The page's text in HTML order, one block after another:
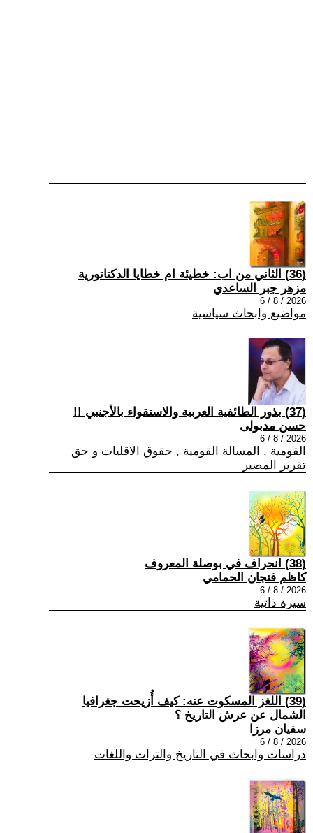
(36) الثاني من اب: خطيئة ام خطايا الدكتاتورية
مزهر جبر الساعدي
2026 / 8 / 6
مواضيع وابحاث سياسية
(37) بذور الطائفية العربية والاستقواء بالأجنبي !!
حسن مدبولى
2026 / 8 / 6
القومية , المسالة القومية , حقوق الاقليات و حق
تقرير المصير
(38) انحراف في بوصلة المعروف
كاظم فنجان الحمامي
2026 / 8 / 6
سيرة ذاتية
(39) اللغز المسكوت عنه: كيف أُزيحت جغرافيا
الشمال عن عرش التاريخ ؟
سفيان مرزا
2026 / 8 / 6
دراسات وابحاث في التاريخ والتراث واللغات